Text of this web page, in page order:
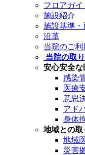
フロアガイ
施設紹介
施設基準・
沿革
当院のご利
当院の取
安心安全
感染
医療
意思
アド
身体
地域との取
地域
災害